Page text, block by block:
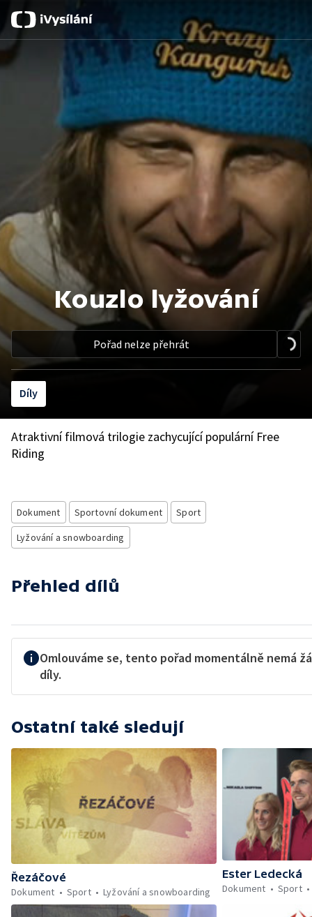
Kouzlo lyžování
Pořad nelze přehrát
Díly
Atraktivní filmová trilogie zachycující populární Free
Riding
Dokument Sportovní dokument
Sport
Lyžování a snowboarding
Přehled dílů
Omlouváme se, tento pořad momentálně nemá
díly.
Ostatní také sledují
Řezáčové
Dokument
Sport Lyžování a snowboarding
Ester Ledecká
Dokument
Sport